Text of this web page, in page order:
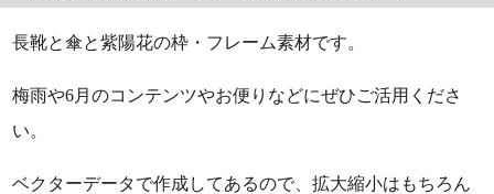
長靴と傘と紫陽花の枠・フレーム素材です。
梅雨や6月のコンテンツやお便りなどにぜひご活用くださ
い。
ベクターデータで作成してあるので、拡大縮小はもちろん